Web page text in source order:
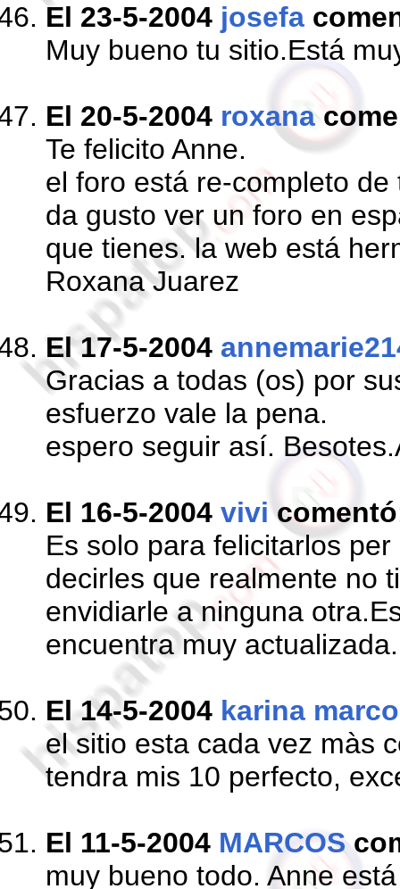
El 23-5-2004 josefa
Muy bueno tu sitio.Está
El 20-5-2004 roxana
Te felicito Anne.
el foro está re-completo
da gusto ver un foro en
que tienes. la web está
Roxana Juarez
El 17-5-2004
Gracias a todas (os) por
esfuerzo vale la pena.
espero seguir así.
El 16-5-2004 vivicomentó
Es solo para felicitarlos
decirles que realmente no
envidiarle a ninguna
encuentra muy
El 14-5-2004 karina
el sitio esta cada vez màs
tendra mis 10 perfecto,
El 11-5-2004 MARCOS
muy bueno todo. Anne